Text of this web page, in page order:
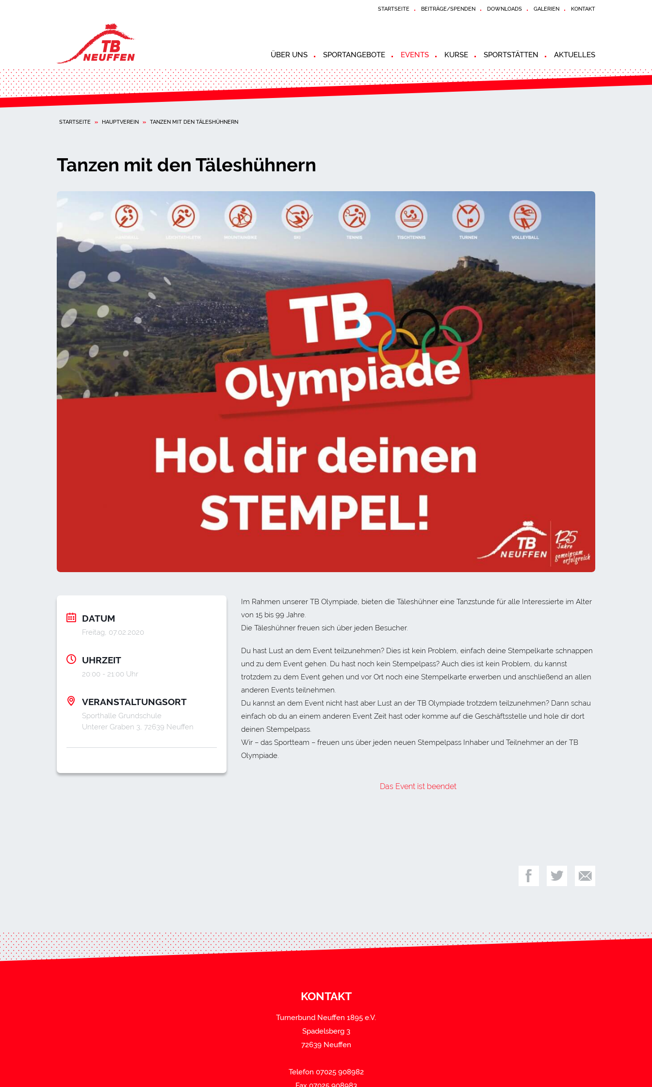
STARTSEITE BEITRÄGE/SPENDEN DOWNLOADS GALERIEN KONTAKT
ÜBER UNS SPORTANGEBOTE EVENTS KURSE SPORTSTÄTTEN AKTUELLES
STARTSEITE » HAUPTVEREIN » TANZEN MIT DEN TÄLESHÜHNERN
Tanzen mit den Täleshühnern
DATUM
Freitag, 07.02.2020
UHRZEIT
20:00 - 21:00 Uhr
VERANSTALTUNGSORT
Sporthalle Grundschule
Unterer Graben 3, 72639 Neuffen
Im Rahmen unserer TB Olympiade, bieten die Täleshühner eine Tanzstunde für alle Interessierte im Alter
von 15 bis 99 Jahre.
Die Täleshühner freuen sich über jeden Besucher.
Du hast Lust an dem Event teilzunehmen? Dies ist kein Problem, einfach deine Stempelkarte schnappen
und zu dem Event gehen. Du hast noch kein Stempelpass? Auch dies ist kein Problem, du kannst
trotzdem zu dem Event gehen und vor Ort noch eine Stempelkarte erwerben und anschließend an allen
anderen Events teilnehmen.
Du kannst an dem Event nicht hast aber Lust an der TB Olympiade trotzdem teilzunehmen? Dann schau
einfach ob du an einem anderen Event Zeit hast oder komme auf die Geschäftsstelle und hole dir dort
deinen Stempelpass.
Wir – das Sportteam – freuen uns über jeden neuen Stempelpass Inhaber und Teilnehmer an der TB
Olympiade.
Das Event ist beendet
KONTAKT
Turnerbund Neuffen 1895 e.V.
Spadelsberg 3
72639 Neuffen
Telefon 07025 908982